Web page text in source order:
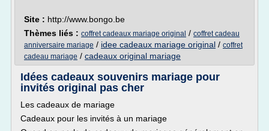
Site : http://www.bongo.be
Thèmes liés : coffret cadeaux mariage original / coffret cadeau
anniversaire mariage / idee cadeaux mariage original / coffret
cadeau mariage / cadeaux original mariage
Idées cadeaux souvenirs mariage pour
invités original pas cher
Les cadeaux de mariage
Cadeaux pour les invités à un mariage